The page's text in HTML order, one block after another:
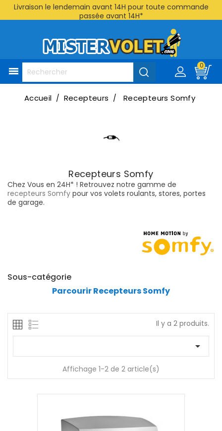
Livraison le lendemain avant 14H pour toute commande
passée avant 14H*

0
Accueil Recepteurs Recepteurs Somfy
Recepteurs Somfy
Chez Vous en 24H* ! Retrouvez notre gamme de
recepteurs Somfy pour vos volets roulants, stores, portes
de garage.
Sous-catégorie
Parcourir Recepteurs Somfy
Il y a 2 produits.

Affichage 1-2 de 2 article(s)